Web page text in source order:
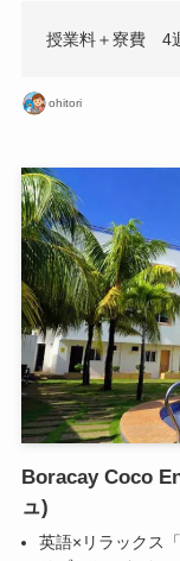
授業料＋寮費 4
ohitori
Boracay Coco
ュ)
英語×リラックス